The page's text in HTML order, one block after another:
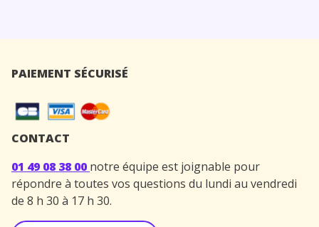
PAIEMENT SÉCURISÉ
CONTACT
01 49 08 38 00 notre équipe est joignable pour
répondre à toutes vos questions du lundi au vendredi
de 8 h 30 à 17 h 30.